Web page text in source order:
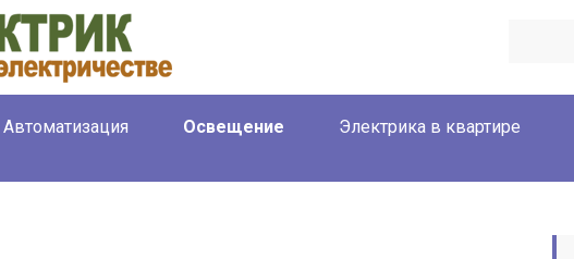
Автоматизация Освещение Электрика в квартире